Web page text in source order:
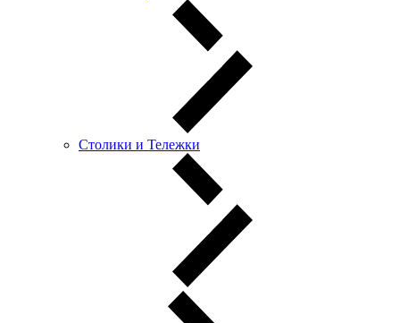
Столики и Тележки